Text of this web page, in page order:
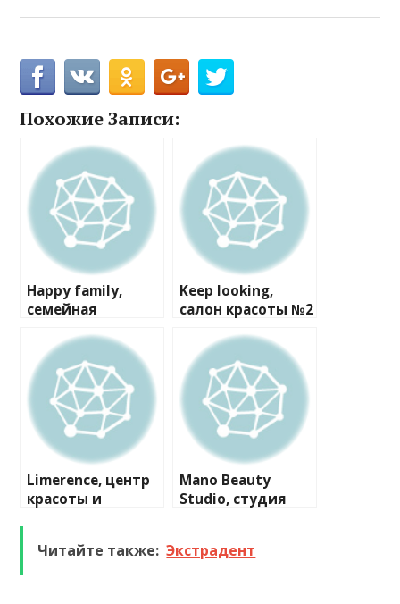
Похожие Записи:
Happy family,
семейная
Keep looking,
салон красоты №2
Limerence, центр
красоты и
Mano Beauty
Studio, студия
Читайте также: Экстрадент